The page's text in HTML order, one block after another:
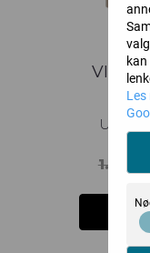
VITO
Urban
1.399,-
kan